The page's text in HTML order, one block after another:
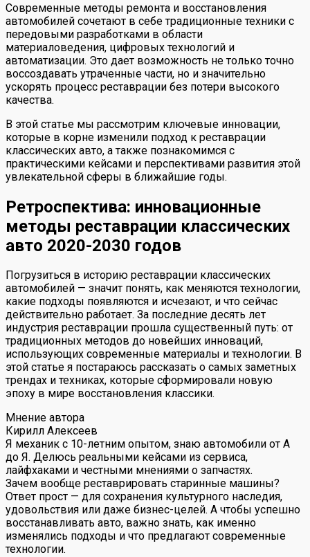
Современные методы ремонта и восстановления
автомобилей сочетают в себе традиционные техники с
передовыми разработками в области
материаловедения, цифровых технологий и
автоматизации. Это дает возможность не только точно
воссоздавать утраченные части, но и значительно
ускорять процесс реставрации без потери высокого
качества.
В этой статье мы рассмотрим ключевые инновации,
которые в корне изменили подход к реставрации
классических авто, а также познакомимся с
практическими кейсами и перспективами развития этой
увлекательной сферы в ближайшие годы.
Ретроспектива: инновационные
методы реставрации классических
авто 2020-2030 годов
Погрузиться в историю реставрации классических
автомобилей — значит понять, как меняются технологии,
какие подходы появляются и исчезают, и что сейчас
действительно работает. За последние десять лет
индустрия реставрации прошла существенный путь: от
традиционных методов до новейших инноваций,
использующих современные материалы и технологии. В
этой статье я постараюсь рассказать о самых заметных
трендах и техниках, которые сформировали новую
эпоху в мире восстановления классики.
Мнение автора
Кирилл Алексеев
Я механик с 10-летним опытом, знаю автомобили от А
до Я. Делюсь реальными кейсами из сервиса,
лайфхаками и честными мнениями о запчастях.
Зачем вообще реставрировать старинные машины?
Ответ прост — для сохранения культурного наследия,
удовольствия или даже бизнес-целей. А чтобы успешно
восстанавливать авто, важно знать, как именно
изменялись подходы и что предлагают современные
технологии.